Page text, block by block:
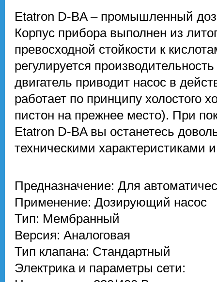
Etatron D-BA – промышленный
Корпус прибора выполнен из
превосходной стойкости к
регулируется
двигатель приводит насос в
работает по принципу холостого
пистон на прежнее место). При
Etatron D-BA вы останетесь
техническими характеристиками
Предназначение: Для
Применение: Дозирующий насос
Тип: Мембранный
Версия: Аналоговая
Тип клапана: Стандартный
Электрика и параметры сети: